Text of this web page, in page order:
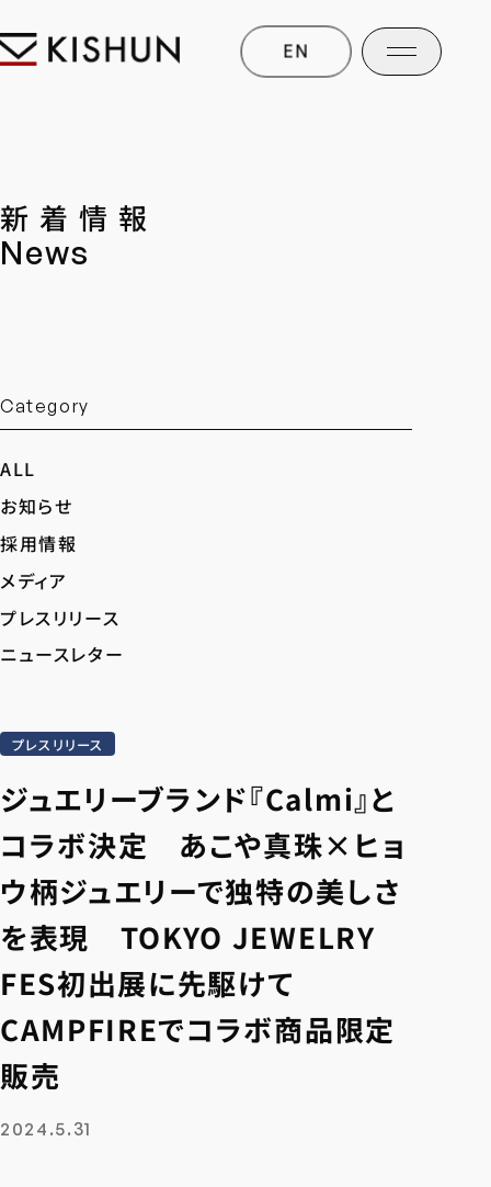
EN
新着情報
News
Category
ALL
お知らせ
採用情報
メディア
プレスリリース
ニュースレター
プレスリリース
ジュエリーブランド『Calmi』と
コラボ決定 あこや真珠×ヒョ
ウ柄ジュエリーで独特の美しさ
を表現 TOKYO JEWELRY
FES初出展に先駆けて
CAMPFIREでコラボ商品限定
販売
2024.5.31